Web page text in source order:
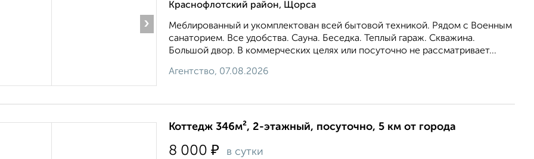
›
Краснофлотский район, Щорса
Меблированный и укомплектован всей бытовой техникой. Рядом с Военным
санаторием. Все удобства. Сауна. Беседка. Теплый гараж. Скважина.
Большой двор. В коммерческих целях или посуточно не рассматривает...
Агентство, 07.08.2026
Коттедж 346м², 2-этажный, посуточно, 5 км от города
8 000 ₽ в сутки